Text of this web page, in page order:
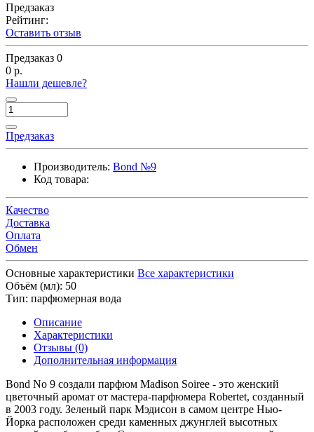
Предзаказ
Рейтинг:
Оставить отзыв
Предзаказ 0
0 р.
Нашли дешевле?
Предзаказ
Производитель: Bond №9
Код товара:
Качество
Доставка
Оплата
Обмен
Основные характеристики Все характеристики
Объём (мл): 50
Тип: парфюмерная вода
Описание
Характеристики
Отзывы (0)
Дополнительная информация
Bond No 9 создали парфюм Madison Soiree - это женский
цветочный аромат от мастера-парфюмера Robertet, созданный
в 2003 году. Зеленый парк Мэдисон в самом центре Нью-
Йорка расположен среди каменных джунглей высотных